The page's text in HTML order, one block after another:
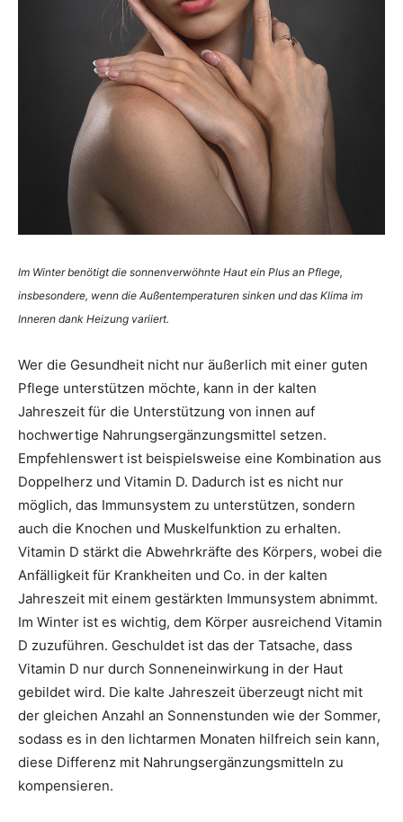
Im Winter benötigt die sonnenverwöhnte Haut ein Plus an Pflege,
insbesondere, wenn die Außentemperaturen sinken und das Klima im
Inneren dank Heizung variiert.
Wer die Gesundheit nicht nur äußerlich mit einer guten
Pflege unterstützen möchte, kann in der kalten
Jahreszeit für die Unterstützung von innen auf
hochwertige Nahrungsergänzungsmittel setzen.
Empfehlenswert ist beispielsweise eine Kombination aus
Doppelherz und Vitamin D. Dadurch ist es nicht nur
möglich, das Immunsystem zu unterstützen, sondern
auch die Knochen und Muskelfunktion zu erhalten.
Vitamin D stärkt die Abwehrkräfte des Körpers, wobei die
Anfälligkeit für Krankheiten und Co. in der kalten
Jahreszeit mit einem gestärkten Immunsystem abnimmt.
Im Winter ist es wichtig, dem Körper ausreichend Vitamin
D zuzuführen. Geschuldet ist das der Tatsache, dass
Vitamin D nur durch Sonneneinwirkung in der Haut
gebildet wird. Die kalte Jahreszeit überzeugt nicht mit
der gleichen Anzahl an Sonnenstunden wie der Sommer,
sodass es in den lichtarmen Monaten hilfreich sein kann,
diese Differenz mit Nahrungsergänzungsmitteln zu
kompensieren.